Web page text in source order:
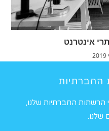
אינטרנט
החברתיות
הרשתות החברתיות שלנו,
שלנו.